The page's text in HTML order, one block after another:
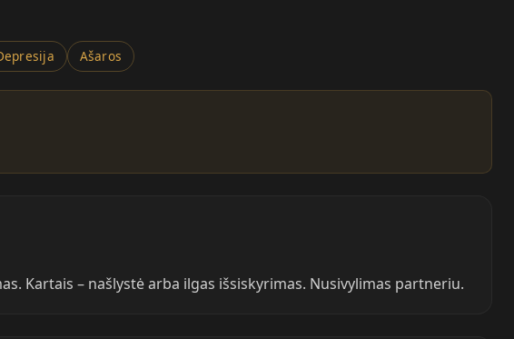
Ašaros
Kartais – našlystė arba ilgas išsiskyrimas. Nusivylimas partneriu.